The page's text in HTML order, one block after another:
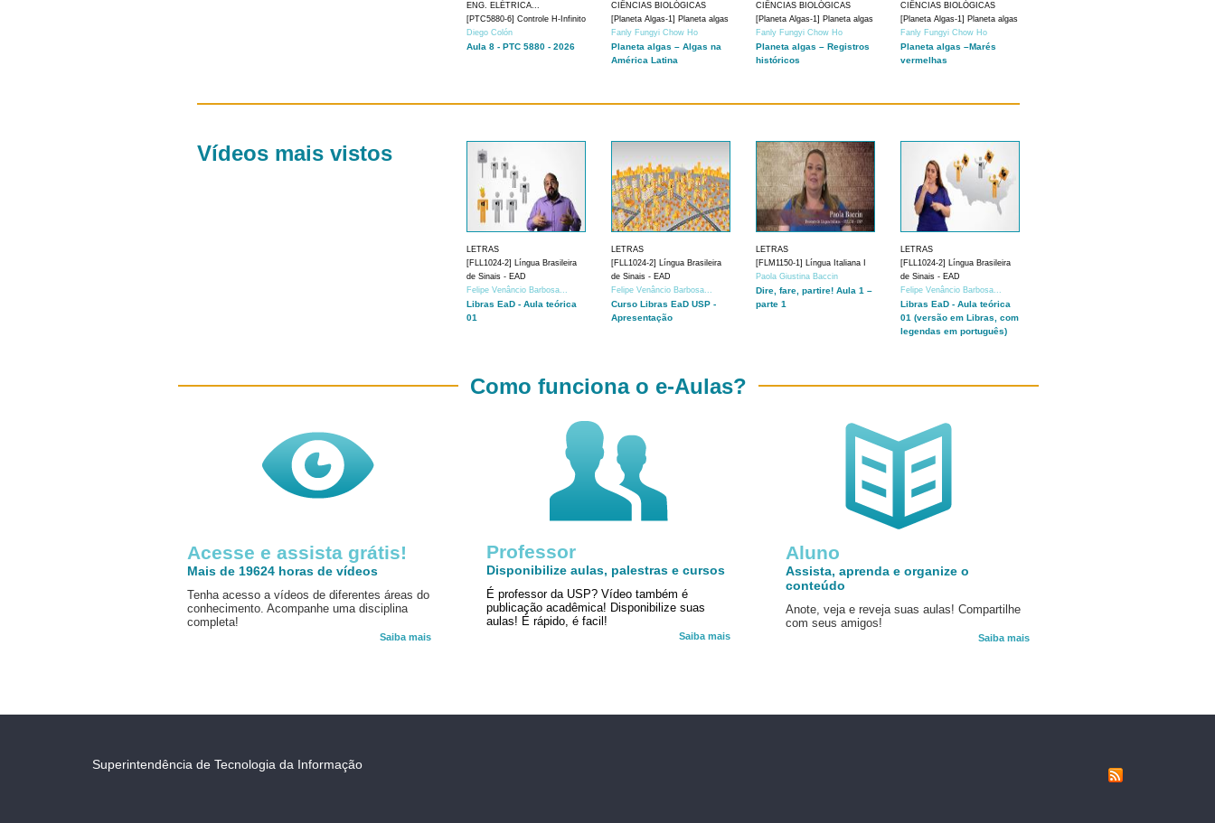
ENG. ELÉTRICA...
[PTC5880-6] Controle H-Infinito
Diego Colón
Aula 8 - PTC 5880 - 2026
CIÊNCIAS BIOLÓGICAS
[Planeta Algas-1] Planeta algas
Fanly Fungyi Chow Ho
Planeta algas – Algas na
América Latina
CIÊNCIAS BIOLÓGICAS
[Planeta Algas-1] Planeta algas
Fanly Fungyi Chow Ho
Planeta algas – Registros
históricos
CIÊNCIAS BIOLÓGICAS
[Planeta Algas-1] Planeta algas
Fanly Fungyi Chow Ho
Planeta algas –Marés
vermelhas
Vídeos mais vistos
LETRAS
[FLL1024-2] Língua Brasileira
de Sinais - EAD
Felipe Venâncio Barbosa...
Libras EaD - Aula teórica
01
LETRAS
[FLL1024-2] Língua Brasileira
de Sinais - EAD
Felipe Venâncio Barbosa...
Curso Libras EaD USP -
Apresentação
LETRAS
[FLM1150-1] Língua Italiana I
Paola Giustina Baccin
Dire, fare, partire! Aula 1 –
parte 1
LETRAS
[FLL1024-2] Língua Brasileira
de Sinais - EAD
Felipe Venâncio Barbosa...
Libras EaD - Aula teórica
01 (versão em Libras, com
legendas em português)
Acesse e assista grátis!
Mais de 19624 horas de vídeos
Tenha acesso a vídeos de diferentes áreas do
conhecimento. Acompanhe uma disciplina
completa!
Saiba mais
Aluno
Assista, aprenda e organize o
conteúdo
Anote, veja e reveja suas aulas! Compartilhe
com seus amigos!
Saiba mais
Como funciona o e-Aulas?
Professor
Disponibilize aulas, palestras e cursos
É professor da USP? Vídeo também é
publicação acadêmica! Disponibilize suas
aulas! É rápido, é facil!
Saiba mais
Superintendência de Tecnologia da Informação